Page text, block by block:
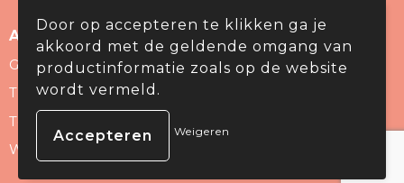
Aanbevolen categorieën
Give Aways
Thema & Branche
Technologie & gadgets
Wellness
Door op accepteren te klikken ga je
akkoord met de geldende omgang van
productinformatie zoals op de website
wordt vermeld.
Weigeren